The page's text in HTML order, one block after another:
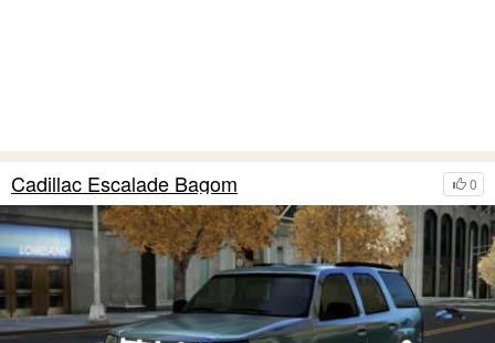
0
Cadillac Escalade Bagom